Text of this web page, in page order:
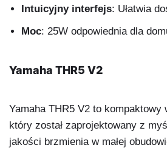
Intuicyjny interfejs: Ułatwia
Moc: 25W odpowiednia dla
Yamaha THR5 V2
Yamaha THR5 V2 to kompaktowy
który został zaprojektowany z
jakości brzmienia w małej